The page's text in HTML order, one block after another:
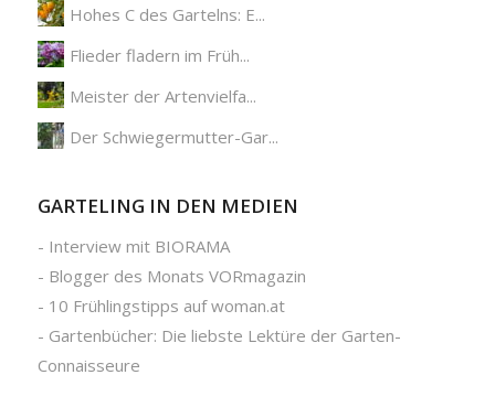
Hohes C des Gartelns: E...
Flieder fladern im Früh...
Meister der Artenvielfa...
Der Schwiegermutter-Gar...
GARTELING IN DEN MEDIEN
- Interview mit BIORAMA
- Blogger des Monats VORmagazin
- 10 Frühlingstipps auf woman.at
- Gartenbücher: Die liebste Lektüre der Garten-
Connaisseure